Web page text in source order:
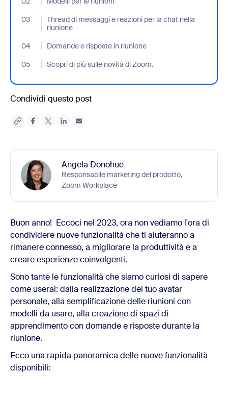
03
Thread di messaggi e reazioni per la chat nella
riunione
- Jumplink to Thread di messaggi e reazioni per la chat nella
04 Domande e risposte in riunione
- Jumplink to Domande e risposte in riunione
05
Scopri di più sulle novità di Zoom.
- Jumplink to Scopri di più sulle novità di Zoom.
Condividi questo post
Angela Donohue
Responsabile marketing del prodotto,
Zoom Workplace
Buon anno! Eccoci nel 2023, ora non vediamo l'ora di
condividere nuove funzionalità che ti aiuteranno a
rimanere connesso, a migliorare la produttività e a
creare esperienze coinvolgenti.
Sono tante le funzionalità che siamo curiosi di sapere
come userai: dalla realizzazione del tuo avatar
personale, alla semplificazione delle riunioni con
modelli da usare, alla creazione di spazi di
apprendimento con domande e risposte durante la
riunione.
Ecco una rapida panoramica delle nuove funzionalità
disponibili: